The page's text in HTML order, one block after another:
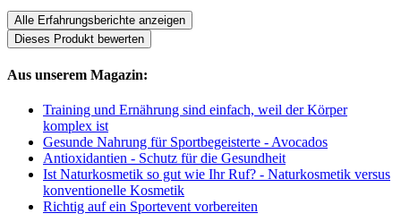
Alle Erfahrungsberichte anzeigen
Dieses Produkt bewerten
Aus unserem Magazin:
Training und Ernährung sind einfach, weil der Körper
komplex ist
Gesunde Nahrung für Sportbegeisterte - Avocados
Antioxidantien - Schutz für die Gesundheit
Ist Naturkosmetik so gut wie Ihr Ruf? - Naturkosmetik versus
konventionelle Kosmetik
Richtig auf ein Sportevent vorbereiten